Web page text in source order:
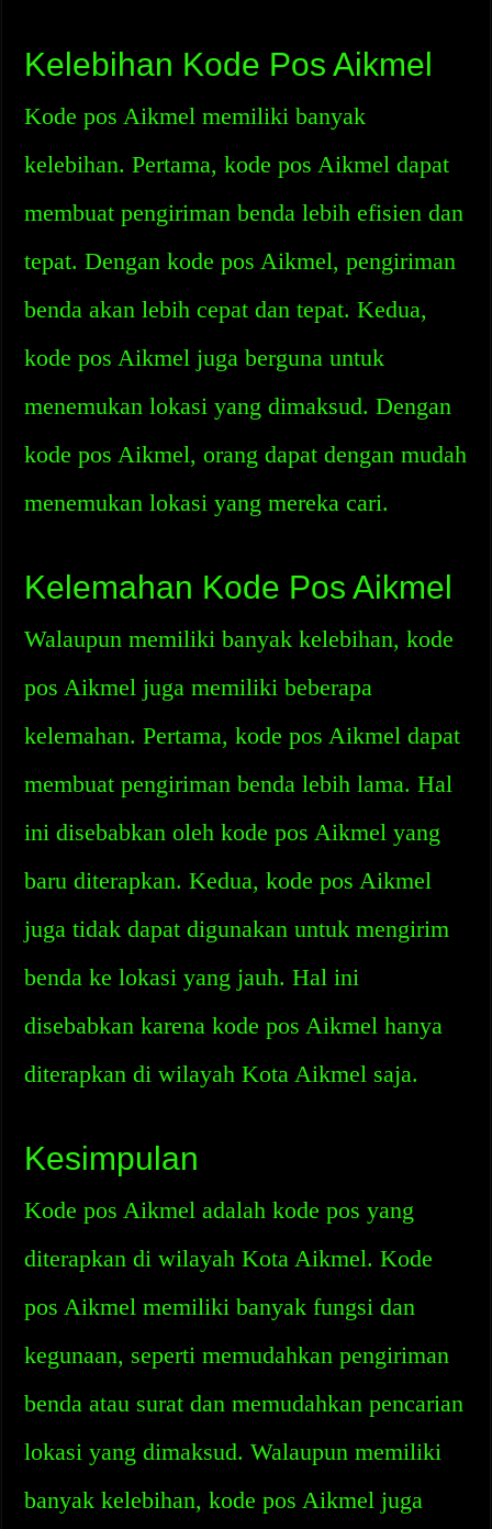
Kelebihan Kode Pos Aikmel
Kode pos Aikmel memiliki banyak
kelebihan. Pertama, kode pos Aikmel dapat
membuat pengiriman benda lebih efisien dan
tepat. Dengan kode pos Aikmel, pengiriman
benda akan lebih cepat dan tepat. Kedua,
kode pos Aikmel juga berguna untuk
menemukan lokasi yang dimaksud. Dengan
kode pos Aikmel, orang dapat dengan mudah
menemukan lokasi yang mereka cari.
Kelemahan Kode Pos Aikmel
Walaupun memiliki banyak kelebihan, kode
pos Aikmel juga memiliki beberapa
kelemahan. Pertama, kode pos Aikmel dapat
membuat pengiriman benda lebih lama. Hal
ini disebabkan oleh kode pos Aikmel yang
baru diterapkan. Kedua, kode pos Aikmel
juga tidak dapat digunakan untuk mengirim
benda ke lokasi yang jauh. Hal ini
disebabkan karena kode pos Aikmel hanya
diterapkan di wilayah Kota Aikmel saja.
Kesimpulan
Kode pos Aikmel adalah kode pos yang
diterapkan di wilayah Kota Aikmel. Kode
pos Aikmel memiliki banyak fungsi dan
kegunaan, seperti memudahkan pengiriman
benda atau surat dan memudahkan pencarian
lokasi yang dimaksud. Walaupun memiliki
banyak kelebihan, kode pos Aikmel juga